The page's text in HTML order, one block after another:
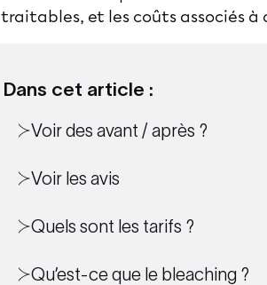
Dans cet article :
Voir des avant / après ?
Voir les avis
Quels sont les tarifs ?
Qu’est-ce que le bleaching ?
traitables, et les coûts associés